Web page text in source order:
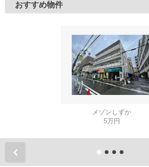
おすすめ物件
メゾンしずか
5万円